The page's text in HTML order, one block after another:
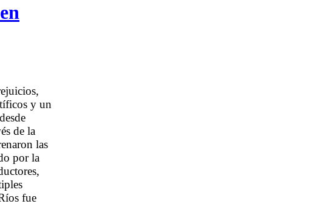
y un
de la
las
por la
fue